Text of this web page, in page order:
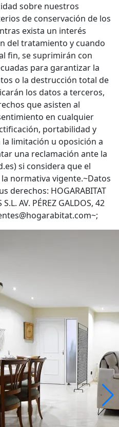
sobre nuestros
de conservación de los
exista un interés
del tratamiento y cuando
fin, se suprimirán con
para garantizar la
o la destrucción total de
los datos a terceros,
que asisten al
en cualquier
portabilidad y
limitación u oposición a
una reclamación ante la
si considera que el
normativa vigente.~Datos
derechos: HOGARABITAT
AV. PÉREZ GALDOS, 42